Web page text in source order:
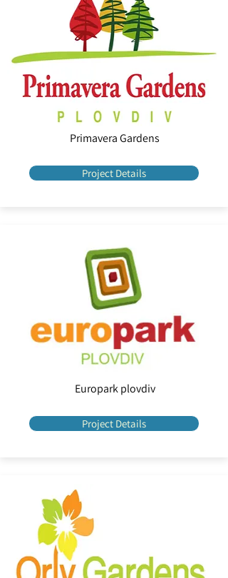
Primavera Gardens
Project Details
Europark plovdiv
Project Details